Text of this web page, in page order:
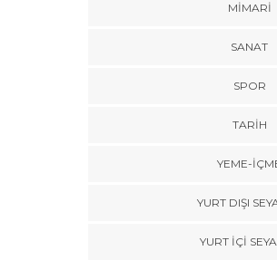
MIMARI
SANAT
SPOR
TARİH
YEME-
YURT DIŞI
YURT İÇİ